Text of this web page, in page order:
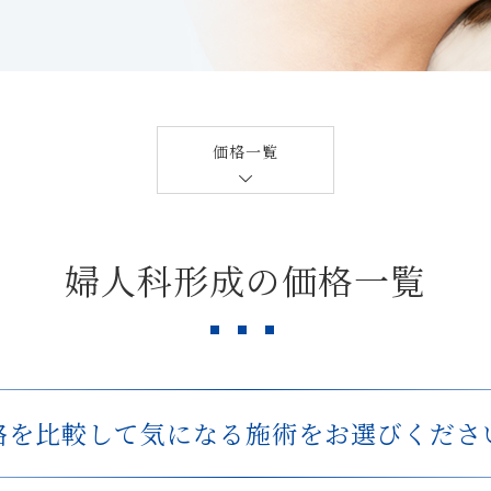
価格一覧
婦人科形成の価格一覧
を比較して気になる施術をお選びくださ